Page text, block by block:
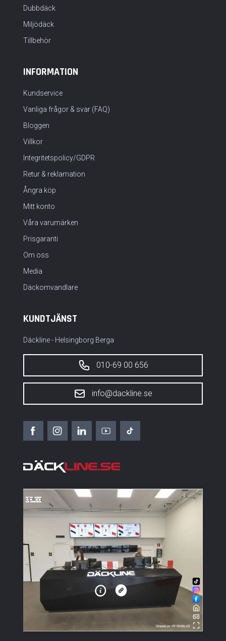
Dubbdäck
Miljödäck
Tillbehör
INFORMATION
Kundservice
Vanliga frågor & svar (FAQ)
Bloggen
Villkor
Integritetspolicy/GDPR
Retur & reklamation
Ångra köp
Mitt konto
Våra varumärken
Prisgaranti
Om oss
Media
Däckomvandlare
KUNDTJÄNST
Däckline - Helsingborg Berga
010-69 00 656
info@dackline.se